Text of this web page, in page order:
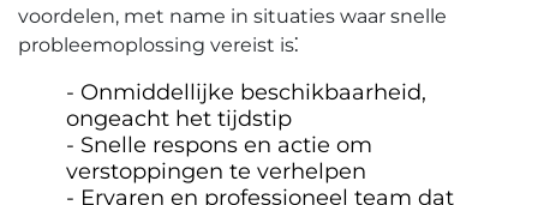
voordelen, met name in situaties waar snelle
probleemoplossing vereist is⁚
Onmiddellijke beschikbaarheid,
ongeacht het tijdstip
Snelle respons en actie om
verstoppingen te verhelpen
Ervaren en professioneel team dat